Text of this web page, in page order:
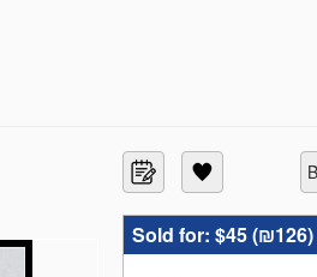
Sold for: $45 (₪126)